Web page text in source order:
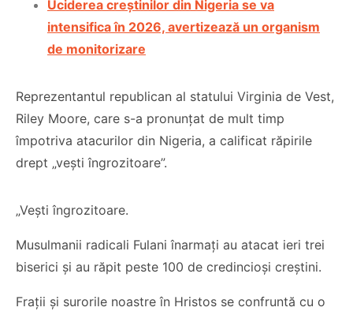
Ben
Ardelean
experimenteaza
dragostea lui
CITEȘTE
Uciderea creștinilor din Nigeria se va
intensifica în 2026, avertizează un organism
de monitorizare
Reprezentantul republican al statului Virginia de Vest,
Riley Moore, care s-a pronunțat de mult timp
împotriva atacurilor din Nigeria, a calificat răpirile
drept „vești îngrozitoare”.
„Vești îngrozitoare.
Musulmanii radicali Fulani înarmați au atacat ieri trei
biserici și au răpit peste 100 de credincioși creștini.
Frații și surorile noastre în Hristos se confruntă cu o